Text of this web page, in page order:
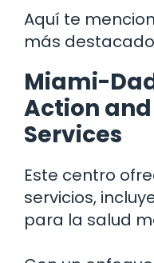
Aquí te
más
Miami-
Action
Services
Este centro
servicios,
para la salud